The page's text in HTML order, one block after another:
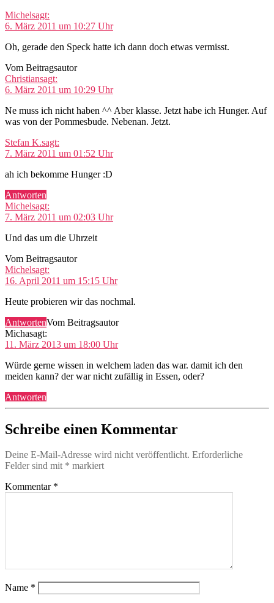
Michelsagt:
6. März 2011 um 10:27 Uhr
Oh, gerade den Speck hatte ich dann doch etwas vermisst.
Vom Beitragsautor
Christiansagt:
6. März 2011 um 10:29 Uhr
Ne muss ich nicht haben ^^ Aber klasse. Jetzt habe ich Hunger. Auf
was von der Pommesbude. Nebenan. Jetzt.
Stefan K.sagt:
7. März 2011 um 01:52 Uhr
ah ich bekomme Hunger :D
Antworten
Michelsagt:
7. März 2011 um 02:03 Uhr
Und das um die Uhrzeit
Vom Beitragsautor
Michelsagt:
16. April 2011 um 15:15 Uhr
Heute probieren wir das nochmal.
AntwortenVom Beitragsautor
Michasagt:
11. März 2013 um 18:00 Uhr
Würde gerne wissen in welchem laden das war. damit ich den
meiden kann? der war nicht zufällig in Essen, oder?
Antworten
Schreibe einen Kommentar
Deine E-Mail-Adresse wird nicht veröffentlicht. Erforderliche
Felder sind mit * markiert
Kommentar *
Name *